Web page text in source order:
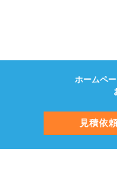
ホームペ
見積依